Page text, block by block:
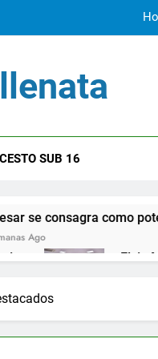
SUB 16
potencia deportiva
Elvia Milena instaló
Lluvia de irregularidades
2 Años Ago
siniestro en el